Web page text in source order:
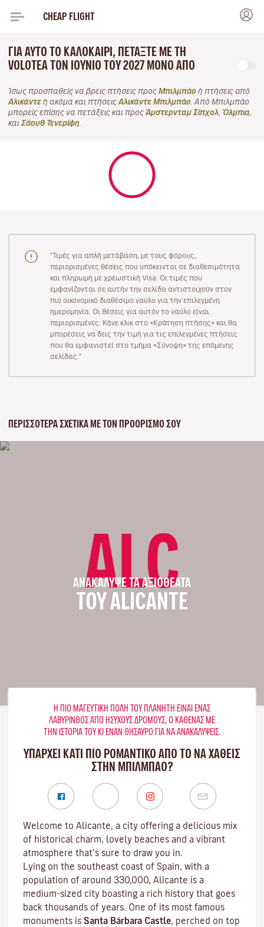
CHEAP FLIGHT
ΓΙΑ ΑΥΤΌ ΤΟ ΚΑΛΟΚΑΊΡΙ, ΠΕΤΆΞΤΕ ΜΕ ΤΗ
VOLOTEA ΤΟΝ ΙΟΎΝΙΟ ΤΟΥ 2027 ΜΌΝΟ ΑΠΌ
Ίσως προσπαθείς να βρεις πτήσεις προς Μπιλμπάο ή πτήσεις από
Αλικάντε ή ακόμα και πτήσεις Αλικάντε Μπιλμπάο . Από Μπιλμπάο
μπορείς επίσης να πετάξεις και προς Άμστερνταμ Σίπχολ Όλμπια
και Σάουθ Τενερίφη
"Τιμές για απλή μετάβαση, με τους φόρους,
περιορισμένες θέσεις που υπόκεινται σε διαθεσιμότητα
και πληρωμή με χρεωστική Visa. Οι τιμές που
εμφανίζονται σε αυτήν την σελίδα αντιστοιχούν στον
πιο οικονομικό διαθέσιμο ναύλο για την επιλεγμένη
ημερομηνία. Οι θέσεις για αυτόν το ναύλο είναι
περιορισμένες. Κάνε κλικ στο «Κράτηση πτήσης» και θα
μπορέσεις να δεις την τιμή για τις επιλεγμένες πτήσεις
που θα εμφανιστεί στο τμήμα «Σύνοψη» της επόμενης
σελίδας."
ΠΕΡΙΣΣΌΤΕΡΑ ΣΧΕΤΙΚΆ ΜΕ ΤΟΝ ΠΡΟΟΡΙΣΜΌ ΣΟΥ
ALC
ΑΝΑΚΆΛΥΨΕ ΤΑ ΑΞΙΟΘΈΑΤΑ
ΤΟΥ ALICANTE
Η ΠΙΟ ΜΑΓΕΥΤΙΚΉ ΠΌΛΗ ΤΟΥ ΠΛΑΝΉΤΗ ΕΊΝΑΙ ΈΝΑΣ
ΛΑΒΎΡΙΝΘΟΣ ΑΠΌ ΉΣΥΧΟΥΣ ΔΡΌΜΟΥΣ, Ο ΚΑΘΈΝΑΣ ΜΕ
ΤΗΝ ΙΣΤΟΡΊΑ ΤΟΥ ΚΙ ΈΝΑΝ ΘΗΣΑΥΡΌ ΓΙΑ ΝΑ ΑΝΑΚΑΛΎΨΕΙΣ.
ΥΠΑΡΧΕΙ ΚΑΤΙ ΠΙΟ ΡΟΜΑΝΤΙΚΟ ΑΠΟ ΤΟ ΝΑ ΧΑΘΕΙΣ
ΣΤΗΝ ΜΠΙΛΜΠΆΟ?
Welcome to Alicante, a city offering a delicious mix
of historical charm, lovely beaches and a vibrant
atmosphere that’s sure to draw you in.
Lying on the southeast coast of Spain, with a
population of around 330,000, Alicante is a
medium-sized city boasting a rich history that goes
back thousands of years. One of its most famous
monuments is Santa Bárbara Castle, perched on top